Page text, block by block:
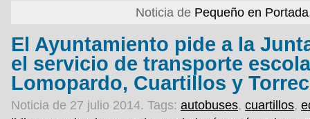
Noticia de Pequeño en Portada
El Ayuntamiento pide a la
el servicio de transporte
Lomopardo, Cuartillos y
Noticia de 27 julio 2014. Tags: autobuses, cuartillos,